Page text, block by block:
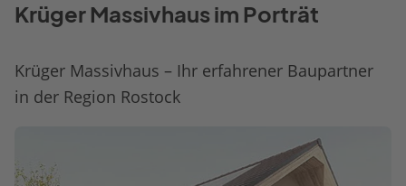
Krüger Massivhaus im Porträt
Krüger Massivhaus – Ihr erfahrener Baupartner
in der Region Rostock